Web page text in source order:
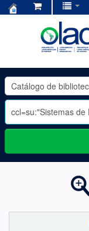
OLADE
-